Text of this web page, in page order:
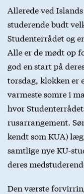
Allerede ved
studerende budt
Studenterrådet og
Alle er de mødt op
god en start på
torsdag, klokken er
varmeste somre i
hvor
rusarrangement.
kendt som KUA)
samtlige nye KU-
deres
Den værste